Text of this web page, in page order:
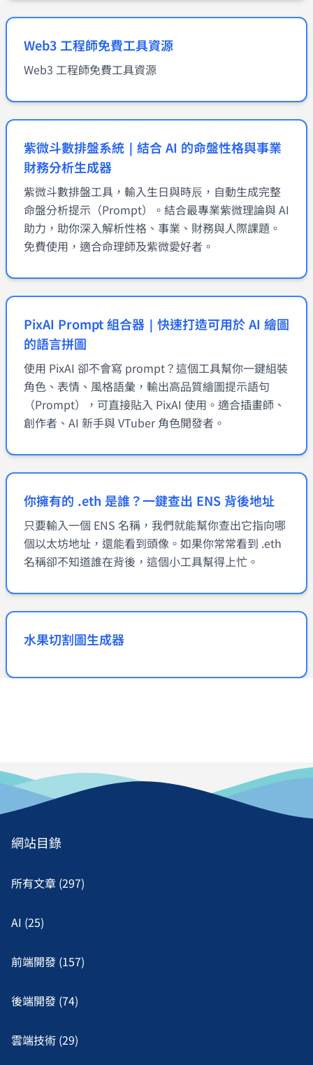
Web3 工程師免費工具資源
Web3 工程師免費工具資源
紫微斗數排盤系統｜結合 AI 的命盤性格與事業
財務分析生成器
紫微斗數排盤工具，輸入生日與時辰，自動生成完整
命盤分析提示（Prompt）。結合最專業紫微理論與 AI
助力，助你深入解析性格、事業、財務與人際課題。
免費使用，適合命理師及紫微愛好者。
PixAI Prompt 組合器｜快速打造可用於 AI 繪圖
的語言拼圖
使用 PixAI 卻不會寫 prompt？這個工具幫你一鍵組裝
角色、表情、風格語彙，輸出高品質繪圖提示語句
（Prompt），可直接貼入 PixAI 使用。適合插畫師、
創作者、AI 新手與 VTuber 角色開發者。
你擁有的 .eth 是誰？一鍵查出 ENS 背後地址
只要輸入一個 ENS 名稱，我們就能幫你查出它指向哪
個以太坊地址，還能看到頭像。如果你常常看到 .eth
名稱卻不知道誰在背後，這個小工具幫得上忙。
水果切割圖生成器
網站目錄
所有文章 (297)
AI (25)
前端開發 (157)
後端開發 (74)
雲端技術 (29)